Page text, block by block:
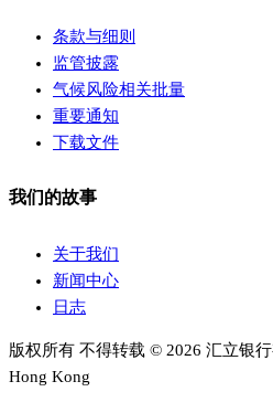
条款与细则
监管披露
气候风险相关批量
重要通知
下载文件
我们的故事
关于我们
新闻中心
日志
版权所有 不得转载 © 2026 汇立银
Hong Kong